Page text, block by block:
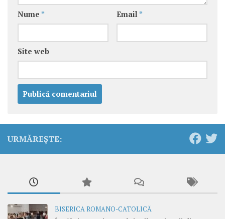
Nume * Email *
Site web
URMĂREȘTE:
BISERICA ROMANO-CATOLICĂ